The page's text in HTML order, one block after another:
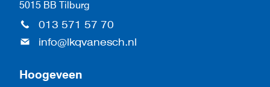
5015 BB Tilburg
013 571 57 70
info@lkqvanesch.nl
Hoogeveen